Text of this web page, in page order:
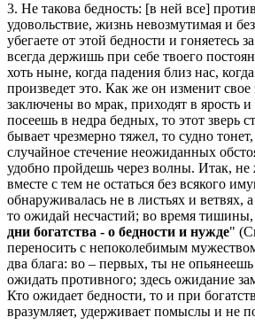
3. Не такова бедность: [в ней все]
удовольствие, жизнь невозмутимая и
убегаете от этой бедности и гоняетесь
всегда держишь при себе твоего
хоть ныне, когда падения близ нас,
произведет это. Как же он изменит
заключены во мрак, приходят в ярость
посеешь в недра бедных, то этот
бывает чрезмерно тяжел, то судно
случайное стечение неожиданных
удобно пройдешь через волны. Итак,
вместе с тем не остаться без всякого
обнаруживалась не в листьях и
то ожидай несчастий; во время
дни богатства - о бедности и нужде"
переносить с непоколебимым
два блага: во – первых, ты не
ожидать противного; здесь ожидание
Кто ожидает бедности, то и при
вразумляет, удерживает помыслы и не